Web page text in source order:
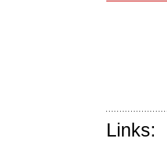
Links: